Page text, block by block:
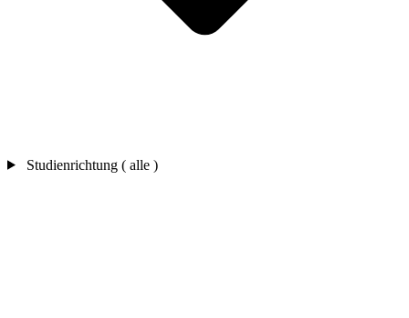
Studienrichtung ( alle )